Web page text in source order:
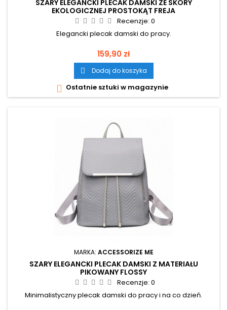
SZARY ELEGANCKI PLECAK DAMSKI ZE SKÓRY
EKOLOGICZNEJ PROSTOKĄT FREJA
Recenzje: 0
Elegancki plecak damski do pracy.
Cena
159,90 zł
 Dodaj do koszyka
 Ostatnie sztuki w magazynie
MARKA: ACCESSORIZE ME
SZARY ELEGANCKI PLECAK DAMSKI Z MATERIAŁU
PIKOWANY FLOSSY
Recenzje: 0
Minimalistyczny plecak damski do pracy i na co dzień.